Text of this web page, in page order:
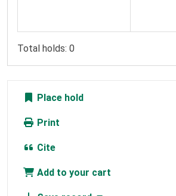
Total holds: 0
Place hold
Print
Cite
Add to your cart